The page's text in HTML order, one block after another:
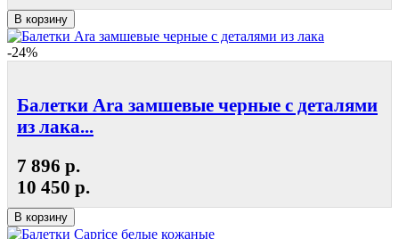
В корзину
-24%
Балетки Ara замшевые черные с деталями
из лака...
7 896 р.
10 450 р.
В корзину